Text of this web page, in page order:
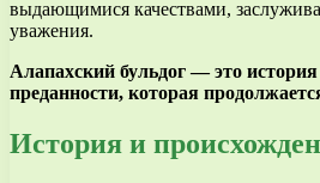
выдающимися качествами,
уважения.
Алапахский бульдог — это
преданности, которая
История и